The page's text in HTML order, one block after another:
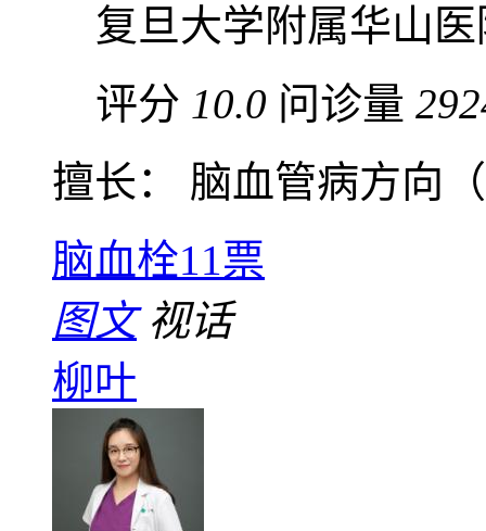
复旦大学附属华山医
评分 10.0 问诊量
擅长： 脑血管病方向
脑血栓11票
图文 视话
柳叶